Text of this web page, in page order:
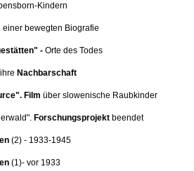
Kindern
einer bewegten Biografie
- Orte des Todes
Nachbarschaft
Film über slowenische Raubkinder
Forschungsprojekt beendet
(2) - 1933-1945
(1)- vor 1933